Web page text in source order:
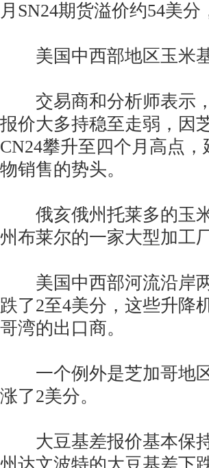
月SN24期货溢价约54美
美国中西部地区玉米
交易商和分析师表示，
报价大多持稳至走弱，因
CN24攀升至四个月高点
物销售的势头。
俄亥俄州托莱多的玉米
州布莱尔的一家大型加工
美国中西部河流沿岸两
跌了2至4美分，这些升降
哥湾的出口商。
一个例外是芝加哥地区
涨了2美分。
大豆基差报价基本保持